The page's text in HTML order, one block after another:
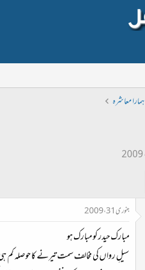
ہمارا معاشرہ
جنوری 31، 2009
مبارک حیدر کو مبارک ہو
سیلِ رواں کی مخالف سمت تیرنے کا حوصلہ کم